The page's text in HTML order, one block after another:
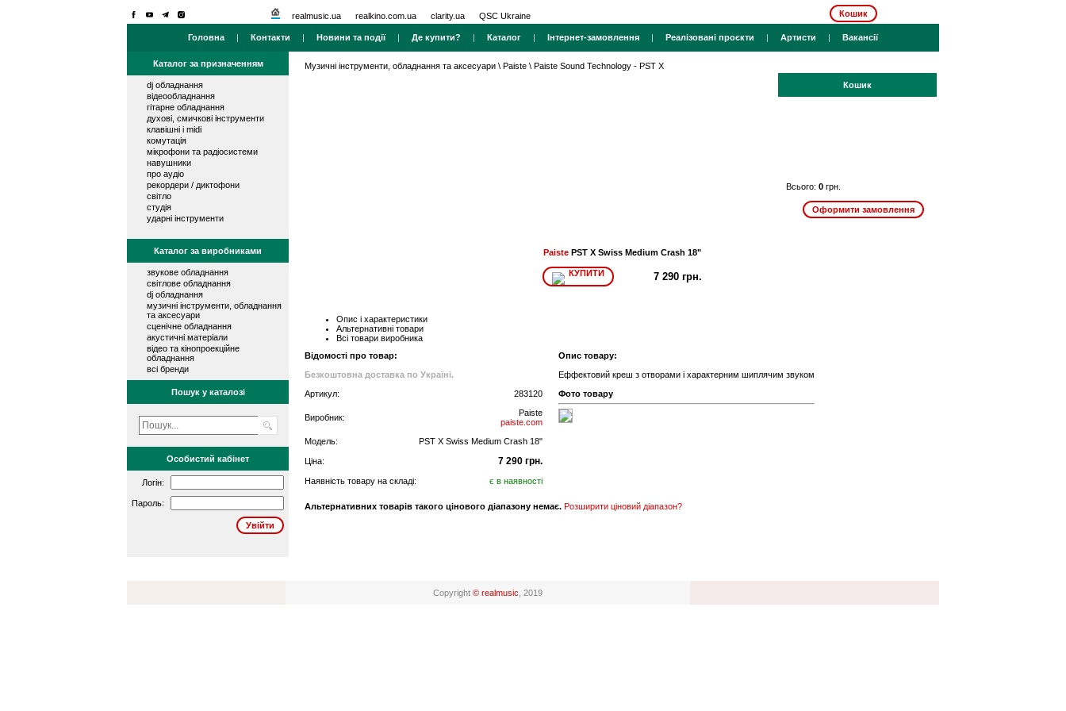
realmusic.ua realkino.com.ua clarity.ua QSC Ukraine Кошик
Головна | Контакти | Новини та події| Де купити? | Каталог | Інтернет-замовлення | Реалізовані проєкти | Артисти | Вакансії
Каталог за призначенням
dj обладнання
відеообладнання
гітарне обладнання
духові, смичкові інструменти
клавішні і midi
комутація
мікрофони та радіосистеми
навушники
про аудіо
рекордери / диктофони
світло
студія
ударні інструменти
Каталог за виробниками
звукове обладнання
світлове обладнання
dj обладнання
музичні інструменти, обладнання
та аксесуари
сценічне обладнання
акустичні матеріали
відео та кінопроекційне
обладнання
всі бренди
Пошук у каталозі
Особистий кабінет
Логін:
Пароль:
Музичні інструменти, обладнання та аксесуари \ Paiste \ Paiste Sound Technology - PST X
Кошик
Всього: 0 грн.
PaistePST X Swiss Medium Crash 18"
КУПИТИ 7 290 грн.
Опис і характеристики
Альтернативні товари
Всі товари виробника
Відомості про товар:
Безкоштовна доставка по Україні.
Артикул:
283120
Виробник:
Paiste
paiste.com
Модель:
PST X Swiss Medium Crash 18"
Ціна: 7 290 грн.
Наявність товару на складі: є в наявності
Опис товару:
Еффектовий креш з отворами і характерним шиплячим звуком
Фото товару
Альтернативних товарів такого цінового діапазону немає. Розширити ціновий діапазон?
Copyright © realmusic , 2019